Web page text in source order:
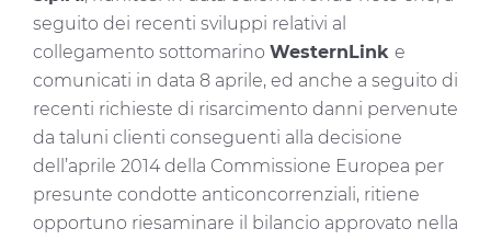
CABLE APP
seguito dei recenti sviluppi relativi al
collegamento sottomarino WesternLink e
comunicati in data 8 aprile, ed anche a seguito di
recenti richieste di risarcimento danni pervenute
da taluni clienti conseguenti alla decisione
dell’aprile 2014 della Commissione Europea per
presunte condotte anticoncorrenziali, ritiene
opportuno riesaminare il bilancio approvato nella